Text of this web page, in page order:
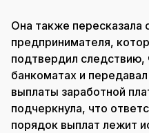
Она также пересказала
предпринимателя,
подтвердил следствию,
банкоматах и
выплаты заработной
подчеркнула, что
порядок выплат лежит